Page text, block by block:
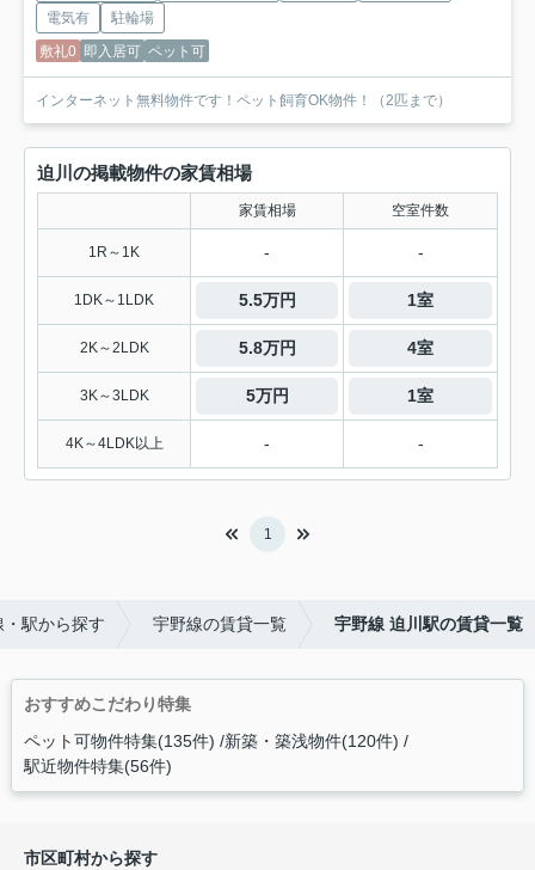
電気有
駐輪場
敷礼0 即入居可 ペット可
インターネット無料物件です！ペット飼育OK物件！（2匹まで）
迫川の掲載物件の家賃相場
家賃相場 空室件数
1R～1K - -
1DK～1LDK 5.5万円 1室
2K～2LDK 5.8万円 4室
3K～3LDK 5万円 1室
4K～4LDK以上 - -
1
・駅から探す 宇野線の賃貸一覧 宇野線 迫川駅の賃貸一覧
おすすめこだわり特集
ペット可物件特集(135件) 新築・築浅物件(120件)
駅近物件特集(56件)
市区町村から探す